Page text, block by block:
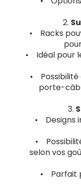
2.
• Racks
• Idéal pour
• Possibilité
porte-
3.
• Designs
•
selon vos
• Parfait